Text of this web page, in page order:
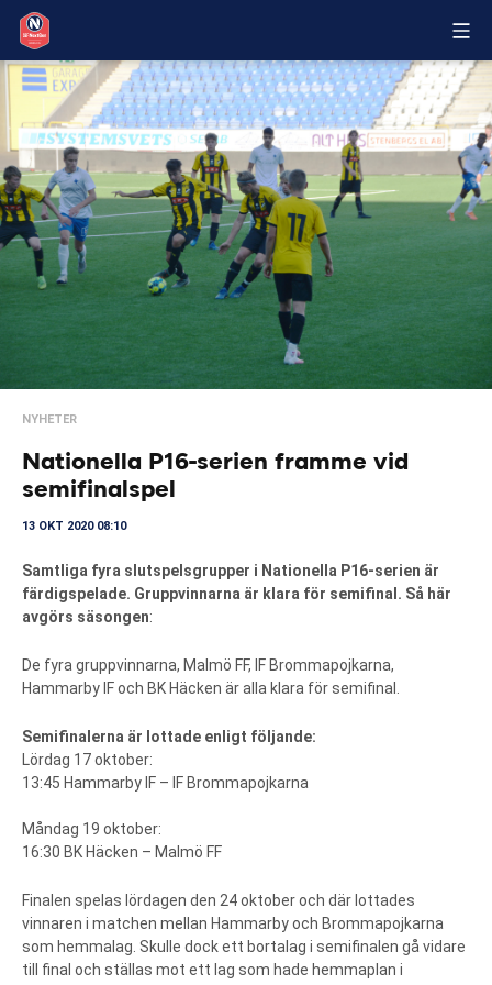
NYHETER
Nationella P16-serien framme vid
semifinalspel
13 OKT 2020 08:10
Samtliga fyra slutspelsgrupper i Nationella P16-serien är
färdigspelade. Gruppvinnarna är klara för semifinal. Så här
avgörs säsongen:
De fyra gruppvinnarna, Malmö FF, IF Brommapojkarna,
Hammarby IF och BK Häcken är alla klara för semifinal.
Semifinalerna är lottade enligt följande:
Lördag 17 oktober:
13:45 Hammarby IF – IF Brommapojkarna
Måndag 19 oktober:
16:30 BK Häcken – Malmö FF
Finalen spelas lördagen den 24 oktober och där lottades
vinnaren i matchen mellan Hammarby och Brommapojkarna
som hemmalag. Skulle dock ett bortalag i semifinalen gå vidare
till final och ställas mot ett lag som hade hemmaplan i